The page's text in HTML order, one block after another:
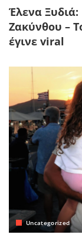
Έλενα
Ζακύνθου –
έγινε viral
Uncategorized